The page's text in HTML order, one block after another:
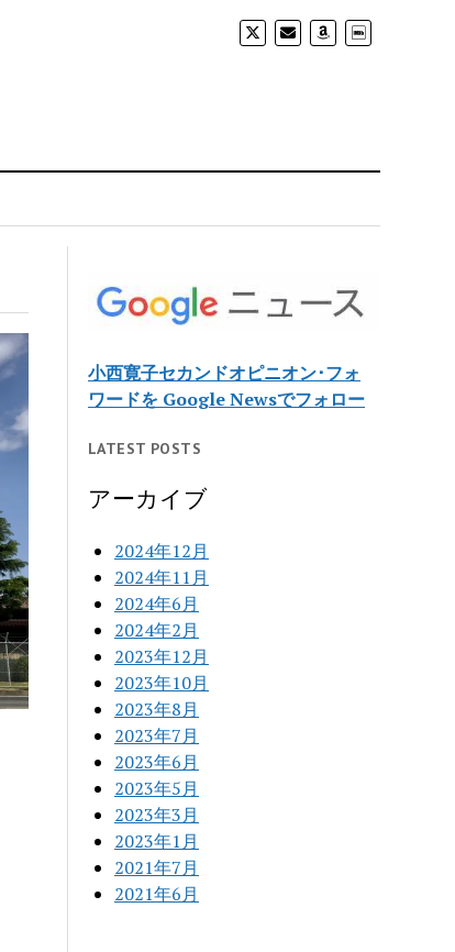
小西寛子セカンドオピニオン･フォ
ワードを Google Newsでフォロー
LATEST POSTS
アーカイブ
2024年12月
2024年11月
2024年6月
2024年2月
2023年12月
2023年10月
2023年8月
2023年7月
2023年6月
2023年5月
2023年3月
2023年1月
2021年7月
2021年6月